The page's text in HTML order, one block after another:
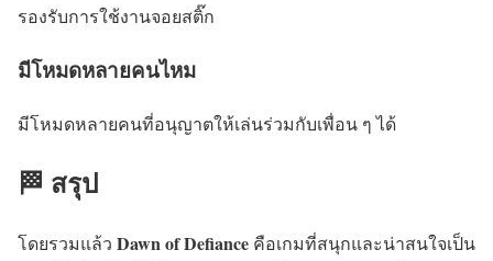
รองรับการใช้งานจอยสติ๊ก
มีโหมดหลายคนไหม
มีโหมดหลายคนที่อนุญาตให้เล่นร่วมกับเพื่อน ๆ ได้
🏁 สรุป
โดยรวมแล้ว Dawn of Defiance คือเกมที่สนุกและน่าสนใจเป็น